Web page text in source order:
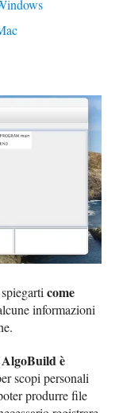
spiegarticome
informazioni
AlgoBuild è
scopi personali
produrre file